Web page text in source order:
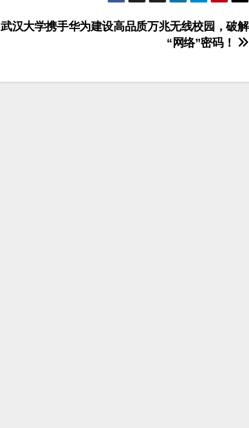
武汉大学携手华为建设高品质万兆无线校园，破解
“网络”密码！